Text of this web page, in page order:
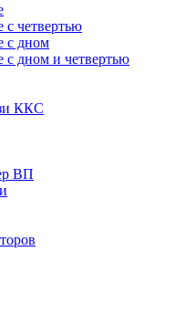
с четвертью
с дном
с дном и четвертью
ККС
ВП